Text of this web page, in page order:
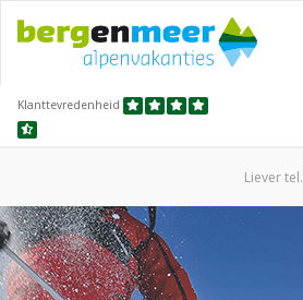
Klanttevredenheid
Liever tel.